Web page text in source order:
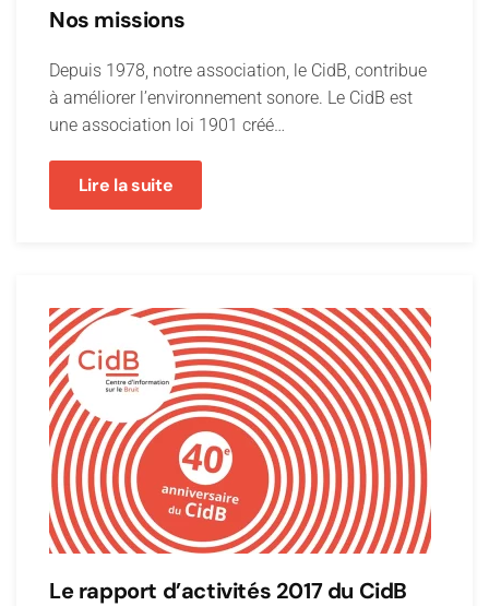
Nos missions
Depuis 1978, notre association, le CidB, contribue
à améliorer l’environnement sonore. Le CidB est
une association loi 1901 créé…
Lire la suite
Le rapport d’activités 2017 du CidB